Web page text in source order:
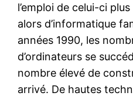
l’emploi de celui-ci
alors d’informatique
années 1990, les
d’ordinateurs se
nombre élevé de
arrivé. De hautes